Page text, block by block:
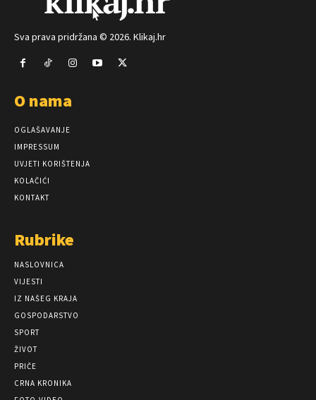
Sva prava pridržana © 2026. Klikaj.hr
O nama
OGLAŠAVANJE
IMPRESSUM
UVJETI KORIŠTENJA
KOLAČIĆI
KONTAKT
Rubrike
NASLOVNICA
VIJESTI
IZ NAŠEG KRAJA
GOSPODARSTVO
SPORT
ŽIVOT
PRIČE
CRNA KRONIKA